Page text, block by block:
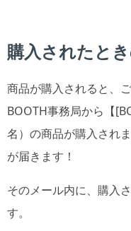
購入されたと
商品が購入されると、
BOOTH事務局から【
名）の商品が購入され
が届きます！
そのメール内に、購入
す。